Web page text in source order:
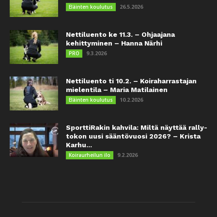
Eläinten koulutus 26.5.2026
Nettiluento ke 11.3. – Ohjaajana
kehittyminen – Hanna Närhi
PRO 9.3.2026
Nettiluento ti 10.2. – Koiraharrastajan
mielentila – Maria Matilainen
Eläinten koulutus 10.2.2026
SporttiRakin kahvila: Miltä näyttää rally-
tokon uusi sääntövuosi 2026? – Krista
Karhu...
Koiraurheilun ilo 9.2.2026